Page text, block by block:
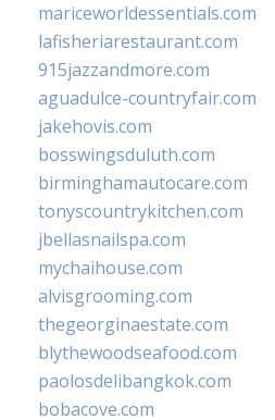
mariceworldessentials.com
lafisheriarestaurant.com
915jazzandmore.com
aguadulce-countryfair.com
jakehovis.com
bosswingsduluth.com
birminghamautocare.com
tonyscountrykitchen.com
jbellasnailspa.com
mychaihouse.com
alvisgrooming.com
thegeorginaestate.com
blythewoodseafood.com
paolosdelibangkok.com
bobacove.com